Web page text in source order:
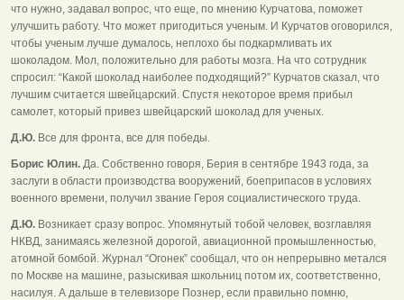
что нужно, задавал вопрос, что еще, по мнению Курчатова, поможет
улучшить работу. Что может пригодиться ученым. И Курчатов оговорился,
чтобы ученым лучше думалось, неплохо бы подкармливать их
шоколадом. Мол, положительно для работы мозга. На что сотрудник
спросил: “Какой шоколад наиболее подходящий?” Курчатов сказал, что
лучшим считается швейцарский. Спустя некоторое время прибыл
самолет, который привез швейцарский шоколад для ученых.
Д.Ю. Все для фронта, все для победы.
Борис Юлин. Да. Собственно говоря, Берия в сентябре 1943 года, за
заслуги в области производства вооружений, боеприпасов в условиях
военного времени, получил звание Героя социалистического труда.
Д.Ю. Возникает сразу вопрос. Упомянутый тобой человек, возглавляя
НКВД, занимаясь железной дорогой, авиационной промышленностью,
атомной бомбой. Журнал “Огонек” сообщал, что он непрерывно метался
по Москве на машине, разыскивая школьниц потом их, соответственно,
насилуя. А дальше в телевизоре Познер, если правильно помню,